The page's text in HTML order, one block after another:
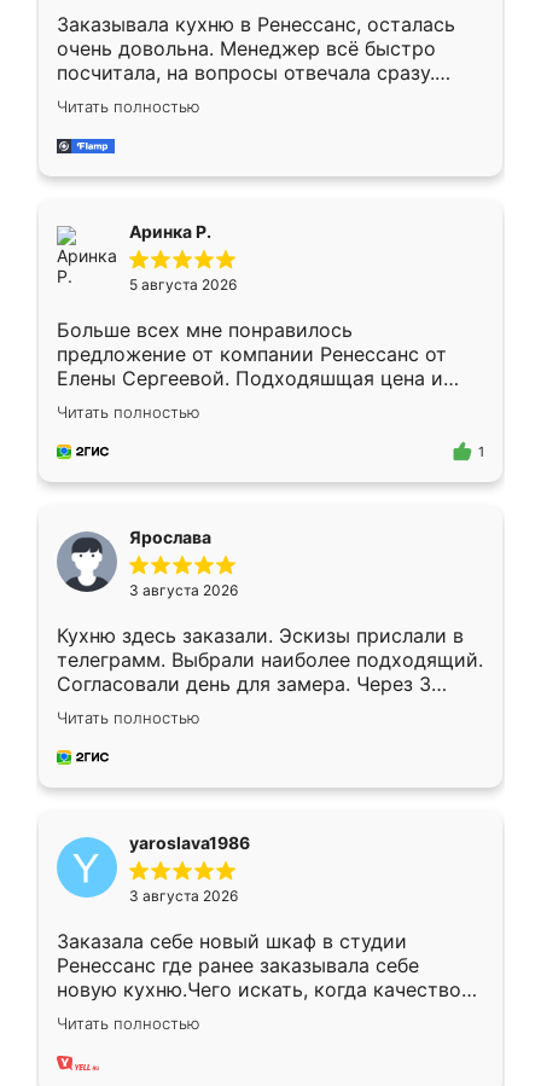
Заказывала кухню в Ренессанс, осталась
очень довольна. Менеджер всё быстро
посчитала, на вопросы отвечала сразу.
Замерщик приехал в субботу, подошёл к
делу со всей ответственностью. Собрали
за день, ребята работали аккуратно, даже
Читать полностью
Аринка Р.
5 августа 2026
Больше всех мне понравилось
предложение от компании Ренессанс от
Елены Сергеевой. Подходяшщая цена и
короткие сроки изготовления. Приехавший
для замера сотрудник Владислав
предложил по моему эскизу самый
Читать полностью
1
Ярослава
3 августа 2026
Кухню здесь заказали. Эскизы прислали в
телеграмм. Выбрали наиболее подходящий.
Согласовали день для замера. Через 3
недели кухня была уже готова. Остались
довольны работой. Спасибо Ренессанс
мебель за качественную работу!
Читать полностью
yaroslava1986
3 августа 2026
Заказала себе новый шкаф в студии
Ренессанс где ранее заказывала себе
новую кухню.Чего искать, когда качеством
вполне довольна. Служит кухня уже почти
два года, нареканий нет.
Читать полностью